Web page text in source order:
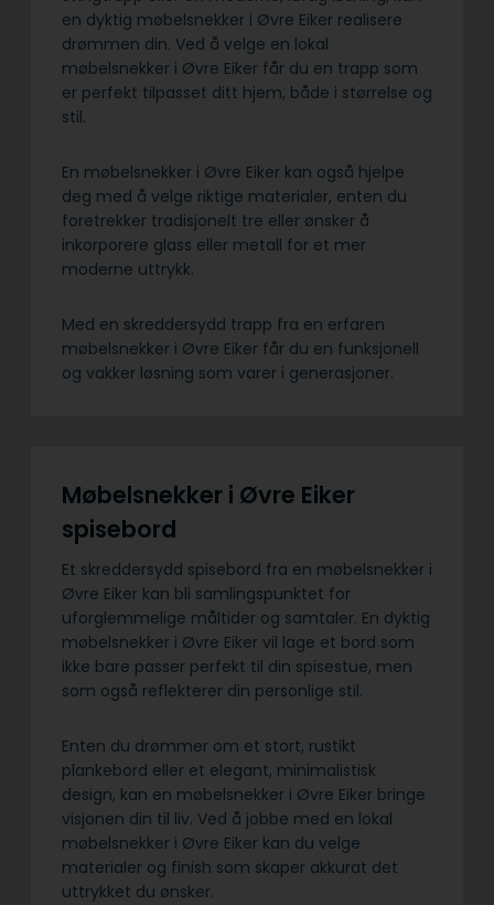
en dyktig møbelsnekker i Øvre Eiker realisere
drømmen din. Ved å velge en lokal
møbelsnekker i Øvre Eiker får du en trapp som
er perfekt tilpasset ditt hjem, både i størrelse og
stil.
En møbelsnekker i Øvre Eiker kan også hjelpe
deg med å velge riktige materialer, enten du
foretrekker tradisjonelt tre eller ønsker å
inkorporere glass eller metall for et mer
moderne uttrykk.
Med en skreddersydd trapp fra en erfaren
møbelsnekker i Øvre Eiker får du en funksjonell
og vakker løsning som varer i generasjoner.
Møbelsnekker i Øvre Eiker
spisebord
Et skreddersydd spisebord fra en møbelsnekker i
Øvre Eiker kan bli samlingspunktet for
uforglemmelige måltider og samtaler. En dyktig
møbelsnekker i Øvre Eiker vil lage et bord som
ikke bare passer perfekt til din spisestue, men
som også reflekterer din personlige stil.
Enten du drømmer om et stort, rustikt
plankebord eller et elegant, minimalistisk
design, kan en møbelsnekker i Øvre Eiker bringe
visjonen din til liv. Ved å jobbe med en lokal
møbelsnekker i Øvre Eiker kan du velge
materialer og finish som skaper akkurat det
uttrykket du ønsker.